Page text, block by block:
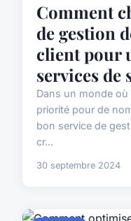
Comment
de gestion
client pour
services de
Dans un monde
priorité pour de
bon service de
cr...
30 septembre 2024